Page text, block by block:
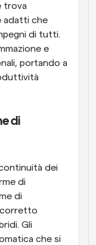
trova
adatti che
di tutti.
e
portando a
di
dei
di
di
corretto
Gli
che si